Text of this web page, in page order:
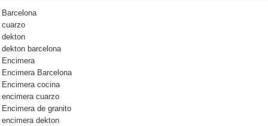
Barcelona
cuarzo
dekton
dekton barcelona
Encimera
Encimera Barcelona
Encimera cocina
encimera cuarzo
Encimera de granito
encimera dekton